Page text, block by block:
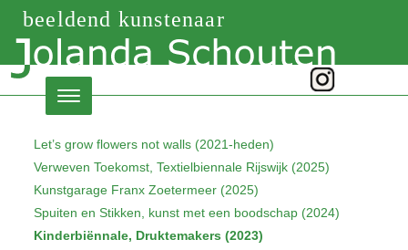
beeldend kunstenaar
Let’s grow flowers not walls (2021-heden)
Verweven Toekomst, Textielbiennale Rijswijk (2025)
Kunstgarage Franx Zoetermeer (2025)
Spuiten en Stikken, kunst met een boodschap (2024)
Kinderbiënnale, Druktemakers (2023)